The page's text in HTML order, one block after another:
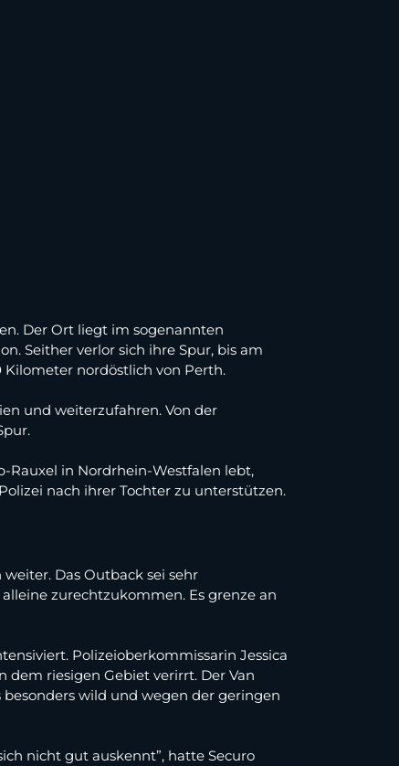
Der Ort liegt im sogenannten
Seither verlor sich ihre Spur, bis am
nordöstlich von Perth.
und weiterzufahren. Von der
Rauxel in Nordrhein-Westfalen lebt,
nach ihrer Tochter zu unterstützen.
Das Outback sei sehr
zurechtzukommen. Es grenze an
Polizeioberkommissarin Jessica
dem riesigen Gebiet verirrt. Der Van
wild und wegen der geringen
nicht gut auskennt”, hatte Securo